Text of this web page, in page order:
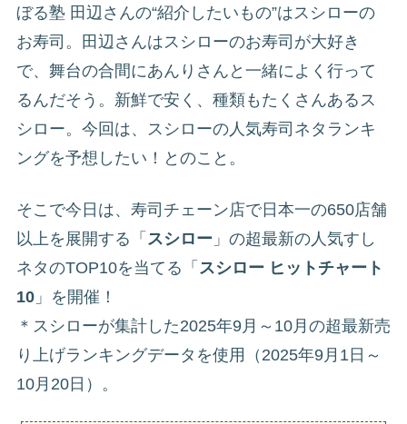
ぼる塾 田辺さんの“紹介したいもの”はスシローの
お寿司。田辺さんはスシローのお寿司が大好き
で、舞台の合間にあんりさんと一緒によく行って
るんだそう。新鮮で安く、種類もたくさんあるス
シロー。今回は、スシローの人気寿司ネタランキ
ングを予想したい！とのこと。
そこで今日は、寿司チェーン店で日本一の650店舗
以上を展開する「 スシロー 」の超最新の人気すし
ネタのTOP10を当てる「 スシロー ヒットチャート
10 」を開催！
＊スシローが集計した2025年9月～10月の超最新売
り上げランキングデータを使用（2025年9月1日～
10月20日）。